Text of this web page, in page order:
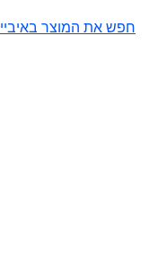
חפש את המוצר באיביי